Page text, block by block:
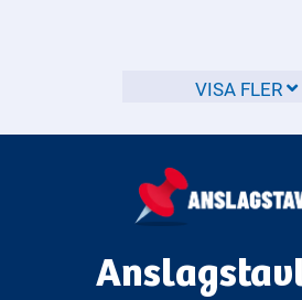
VISA FLER